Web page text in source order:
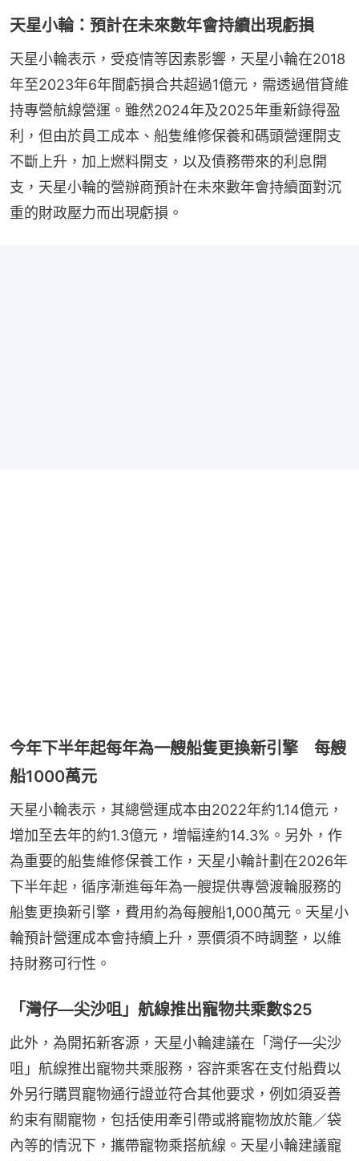
天星小輪：預計在未來數年會持續出現虧損
天星小輪表示，受疫情等因素影響，天星小輪在2018
年至2023年6年間虧損合共超過1億元，需透過借貸維
持專營航線營運。雖然2024年及2025年重新錄得盈
利，但由於員工成本、船隻維修保養和碼頭營運開支
不斷上升，加上燃料開支，以及債務帶來的利息開
支，天星小輪的營辦商預計在未來數年會持續面對沉
重的財政壓力而出現虧損。
今年下半年起每年為一艘船隻更換新引擎 每艘
船1000萬元
天星小輪表示，其總營運成本由2022年約1.14億元，
增加至去年的約1.3億元，增幅達約14.3%。另外，作
為重要的船隻維修保養工作，天星小輪計劃在2026年
下半年起，循序漸進每年為一艘提供專營渡輪服務的
船隻更換新引擎，費用約為每艘船1,000萬元。天星小
輪預計營運成本會持續上升，票價須不時調整，以維
持財務可行性。
「灣仔—尖沙咀」航線推出寵物共乘數$25
此外，為開拓新客源，天星小輪建議在「灣仔—尖沙
咀」航線推出寵物共乘服務，容許乘客在支付船費以
外另行購買寵物通行證並符合其他要求，例如須妥善
約束有關寵物，包括使用牽引帶或將寵物放於籠／袋
內等的情況下，攜帶寵物乘搭航線。天星小輪建議寵